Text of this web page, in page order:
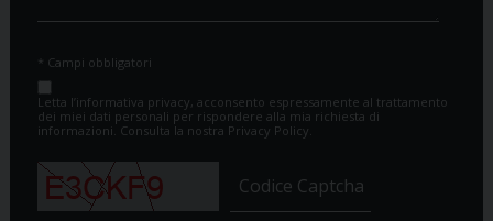
* Campi obbligatori
Letta l’informativa privacy, acconsento espressamente al trattamento
dei miei dati personali per rispondere alla mia richiesta di
informazioni. Consulta la nostra Privacy Policy.